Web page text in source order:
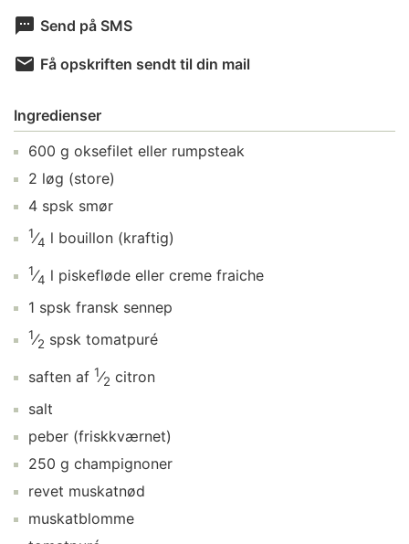
Send på SMS
Få opskriften sendt til din mail
Ingredienser
600 g oksefilet eller rumpsteak
2 løg (store)
4 spsk smør
1⁄4 l bouillon (kraftig)
1⁄4 l piskefløde eller creme fraiche
1 spsk fransk sennep
1⁄2 spsk tomatpuré
saften af 1⁄2 citron
salt
peber (friskkværnet)
250 g champignoner
revet muskatnød
muskatblomme